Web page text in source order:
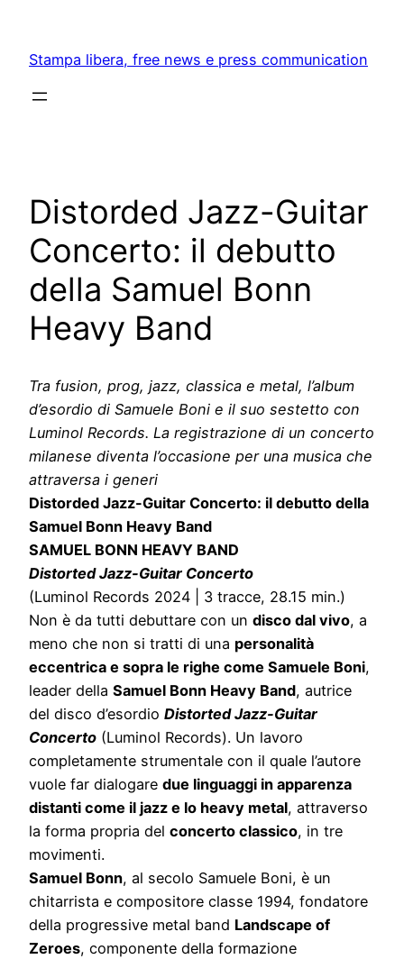
content
Stampa libera, free news e press communication
Distorded Jazz-Guitar
Concerto: il debutto
della Samuel Bonn
Heavy Band
Tra fusion, prog, jazz, classica e metal, l’album
d’esordio di Samuele Boni e il suo sestetto con
Luminol Records. La registrazione di un concerto
milanese diventa l’occasione per una musica che
attraversa i generi
Distorded Jazz-Guitar Concerto: il debutto della
Samuel Bonn Heavy Band
SAMUEL BONN HEAVY BAND
Distorted Jazz-Guitar Concerto
(Luminol Records 2024 | 3 tracce, 28.15 min.)
Non è da tutti debuttare con un disco dal vivo, a
meno che non si tratti di una personalità
eccentrica e sopra le righe come Samuele Boni,
leader della Samuel Bonn Heavy Band, autrice
del disco d’esordio Distorted Jazz-Guitar
Concerto (Luminol Records). Un lavoro
completamente strumentale con il quale l’autore
vuole far dialogare due linguaggi in apparenza
distanti come il jazz e lo heavy metal, attraverso
la forma propria del concerto classico, in tre
movimenti.
Samuel Bonn, al secolo Samuele Boni, è un
chitarrista e compositore classe 1994, fondatore
della progressive metal band Landscape of
Zeroes, componente della formazione